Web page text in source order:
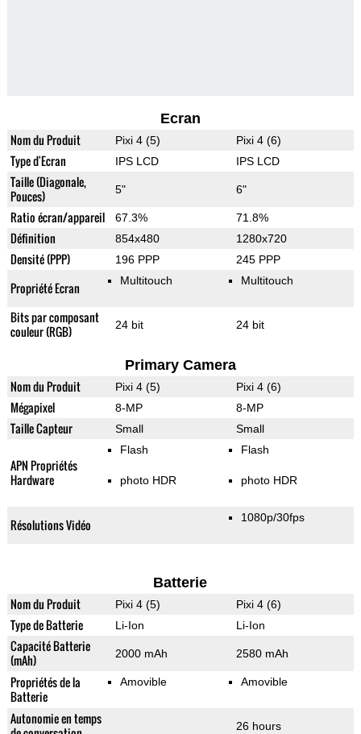
Ecran
Nom du Produit Pixi 4 (5) Pixi 4 (6)
Type d'Ecran IPS LCD IPS LCD
Taille (Diagonale,
Pouces)
5" 6"
Ratio écran/appareil 67.3% 71.8%
Définition 854x480 1280x720
Densité (PPP) 196 PPP 245 PPP
Propriété Ecran Multitouch Multitouch
Bits par composant
couleur (RGB)
24 bit 24 bit
Primary Camera
Nom du Produit Pixi 4 (5) Pixi 4 (6)
Mégapixel 8-MP 8-MP
Taille Capteur Small Small
APN Propriétés
Hardware
Flash
photo HDR
Flash
photo HDR
Résolutions Vidéo 1080p/30fps
Batterie
Nom du Produit Pixi 4 (5) Pixi 4 (6)
Type de Batterie Li-Ion Li-Ion
Capacité Batterie
(mAh)
2000 mAh 2580 mAh
Propriétés de la
Batterie
Amovible Amovible
Autonomie en temps
26 hours